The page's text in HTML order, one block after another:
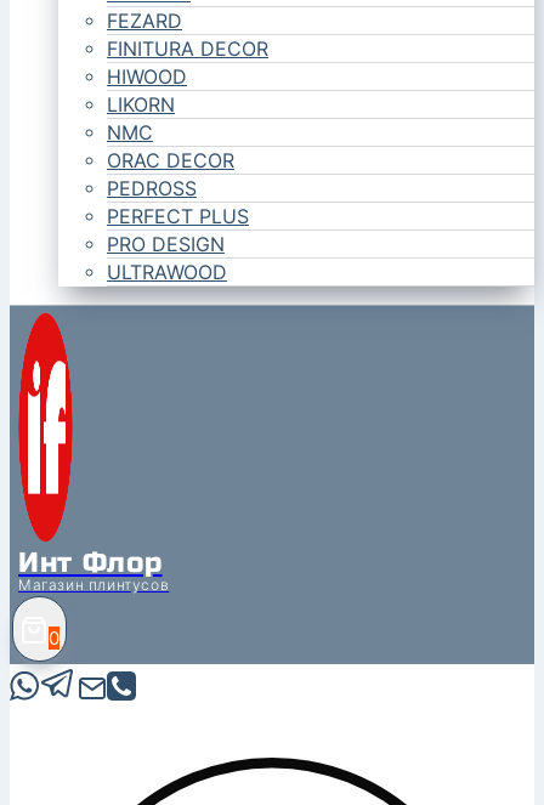
FEZARD
FINITURA DECOR
HIWOOD
LIKORN
NMC
ORAC DECOR
PEDROSS
PERFECT PLUS
PRO DESIGN
ULTRAWOOD
Инт Флор
Магазин плинтусов
0